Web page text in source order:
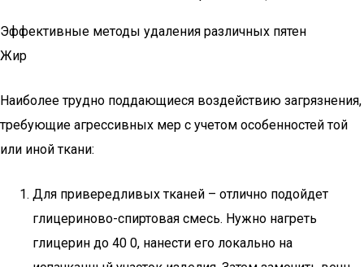
Эффективные методы удаления различных пятен
Жир
Наиболее трудно поддающиеся воздействию загрязнения,
требующие агрессивных мер с учетом особенностей той
или иной ткани:
Для привередливых тканей – отлично подойдет
глицериново-спиртовая смесь. Нужно нагреть
глицерин до 40 0, нанести его локально на